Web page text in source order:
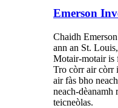
Emerson
Chaidh
ann an St.
Motair-motair is
Tro còrr air còrr
air fàs bho
neach-
teicneòlas.